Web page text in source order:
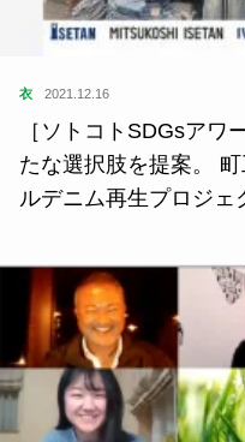
衣 2021.12.16
［ソトコトSDGsアワ
たな選択肢を提案。
ルデニム再生プロジェ